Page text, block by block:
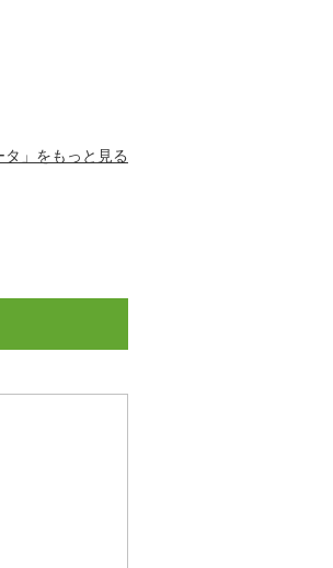
」をもっと見る